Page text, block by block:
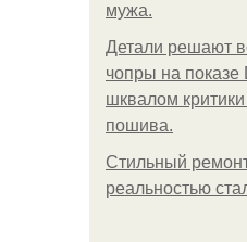
мужа.
Детали решают
чопры на показе
шквалом
пошива.
Стильный
реальностью